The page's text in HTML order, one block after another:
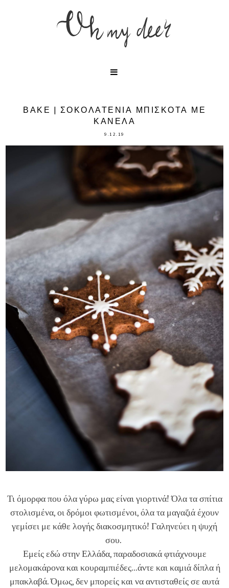
ΒΑΚΕ | ΣΟΚΟΛΑΤΕΝΙΑ ΜΠΙΣΚΟΤΑ ΜΕ
ΚΑΝΕΛΑ
9.12.19
Τι όμορφα που όλα γύρω μας είναι γιορτινά! Όλα τα σπίτια
στολισμένα, οι δρόμοι φωτισμένοι, όλα τα μαγαζιά έχουν
γεμίσει με κάθε λογής διακοσμητικό! Γαληνεύει η ψυχή
σου.
Εμείς εδώ στην Ελλάδα, παραδοσιακά φτιάχνουμε
μελομακάρονα και κουραμπιέδες...άντε και καμιά δίπλα ή
μπακλαβά. Όμως, δεν μπορείς και να αντισταθείς σε αυτά